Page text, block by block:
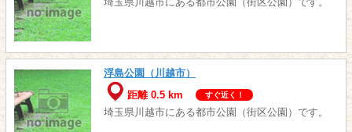
浮島公園（川越市）
距離 0.5 km
すぐ近く！
埼玉県川越市にある都市公園（街区公園）です。